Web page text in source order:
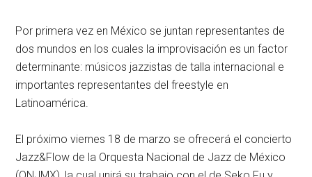
Por primera vez en México se juntan representantes de
dos mundos en los cuales la improvisación es un factor
determinante: músicos jazzistas de talla internacional e
importantes representantes del freestyle en
Latinoamérica.
El próximo viernes 18 de marzo se ofrecerá el concierto
Jazz&Flow de la Orquesta Nacional de Jazz de México